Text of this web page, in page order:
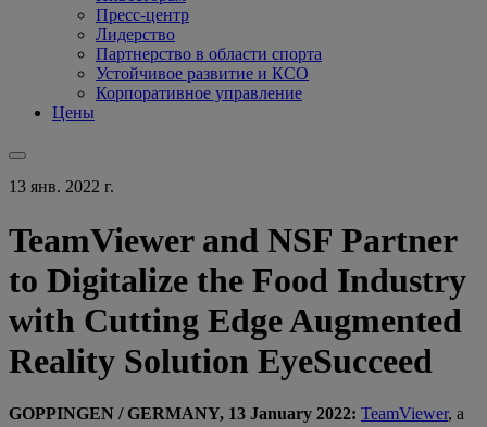
Пресс-центр
Лидерство
Партнерство в области спорта
Устойчивое развитие и КСО
Корпоративное управление
Цены
13 янв. 2022 г.
TeamViewer and NSF Partner
to Digitalize the Food Industry
with Cutting Edge Augmented
Reality Solution EyeSucceed
GOPPINGEN / GERMANY, 13 January 2022: TeamViewer, a